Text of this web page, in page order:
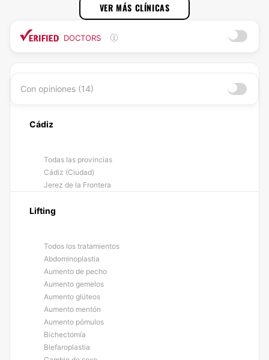
VER MÁS CLÍNICAS
DOCTORS
Con opiniones (14)
Cádiz
Todas las provincias
Cádiz (Ciudad)
Jerez de la Frontera
Lifting
Todos los tratamientos
Abdominoplastia
Aumento de pecho
Aumento gemelos
Aumento glúteos
Aumento mentón
Aumento pómulos
Bichectomía
Blefaroplastia